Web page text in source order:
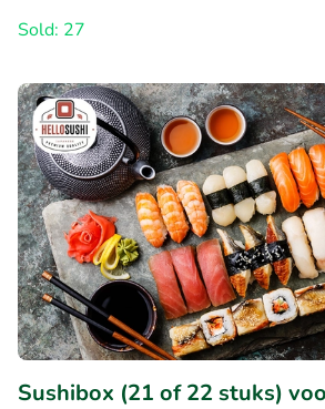
Sold: 27
Sushibox (21 of 22 stuks)